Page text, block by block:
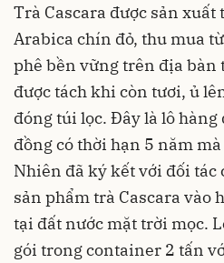
Trà Cascara được sản xuất
Arabica chín đỏ, thu mua
phê bền vững trên địa bàn
được tách khi còn tươi, ủ
đóng túi lọc. Đây là lô
đồng có thời hạn 5 năm
Nhiên đã ký kết với đối tác
sản phẩm trà Cascara vào
tại đất nước mặt trời mọc.
gói trong container 2 tấn